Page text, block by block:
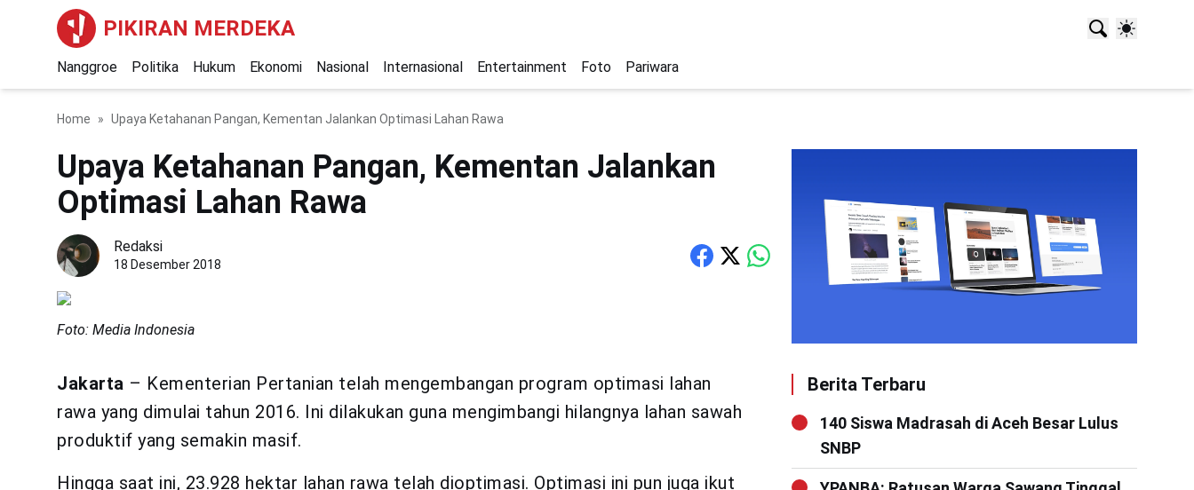
PIKIRAN MERDEKA
Nanggroe Politika Hukum Ekonomi Nasional Internasional Entertainment Foto Pariwara
Home Upaya Ketahanan Pangan, Kementan Jalankan Optimasi Lahan Rawa
Upaya Ketahanan Pangan, Kementan Jalankan
Optimasi Lahan Rawa
Redaksi
18 Desember 2018
Foto: Media Indonesia
Jakarta – Kementerian Pertanian telah mengembangan program optimasi lahan
rawa yang dimulai tahun 2016. Ini dilakukan guna mengimbangi hilangnya lahan sawah
produktif yang semakin masif.
Hingga saat ini, 23.928 hektar lahan rawa telah dioptimasi. Optimasi ini pun juga ikut
Berita Terbaru
140 Siswa Madrasah di Aceh Besar Lulus
SNBP